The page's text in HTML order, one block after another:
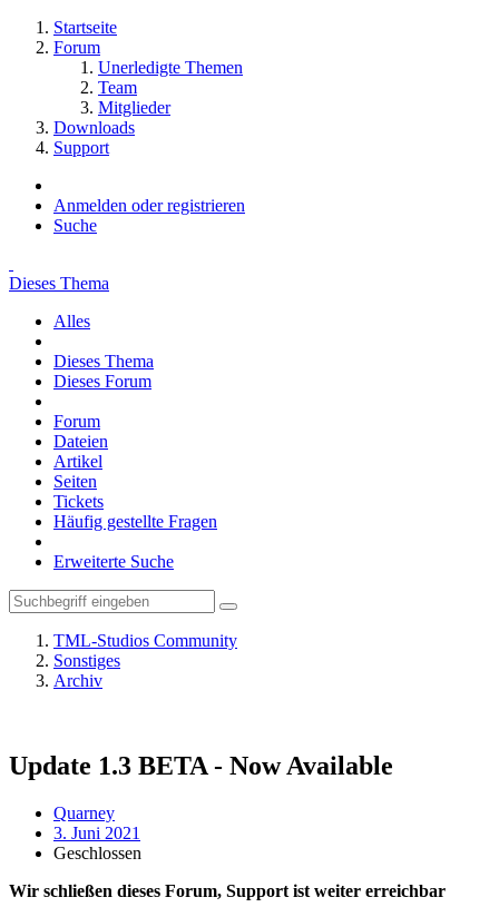
Startseite
Forum
Unerledigte Themen
Team
Mitglieder
Downloads
Support
Anmelden oder registrieren
Suche
Dieses Thema
Alles
Dieses Thema
Dieses Forum
Forum
Dateien
Artikel
Seiten
Tickets
Häufig gestellte Fragen
Erweiterte Suche
TML-Studios Community
Sonstiges
Archiv
Update 1.3 BETA - Now Available
Quarney
3. Juni 2021
Geschlossen
Wir schließen dieses Forum, Support ist weiter erreichbar